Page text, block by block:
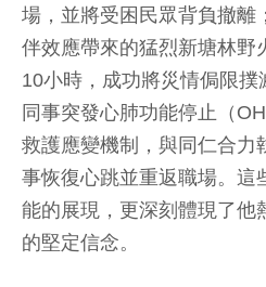
場，並將受困民眾背負撤離
伴效應帶來的猛烈新塘林野
10小時，成功將災情侷限
同事突發心肺功能停止（
救護應變機制，與同仁合力
事恢復心跳並重返職場。這
能的展現，更深刻體現了他
的堅定信念。